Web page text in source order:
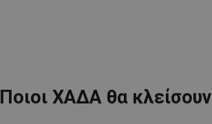
Ποιοι ΧΑΔΑ θα κλείσουν